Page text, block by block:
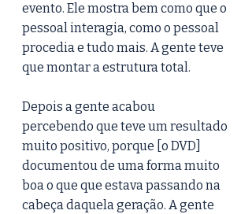
evento. Ele mostra bem como que o
pessoal interagia, como o pessoal
procedia e tudo mais. A gente teve
que montar a estrutura total.
Depois a gente acabou
percebendo que teve um resultado
muito positivo, porque [o DVD]
documentou de uma forma muito
boa o que que estava passando na
cabeça daquela geração. A gente